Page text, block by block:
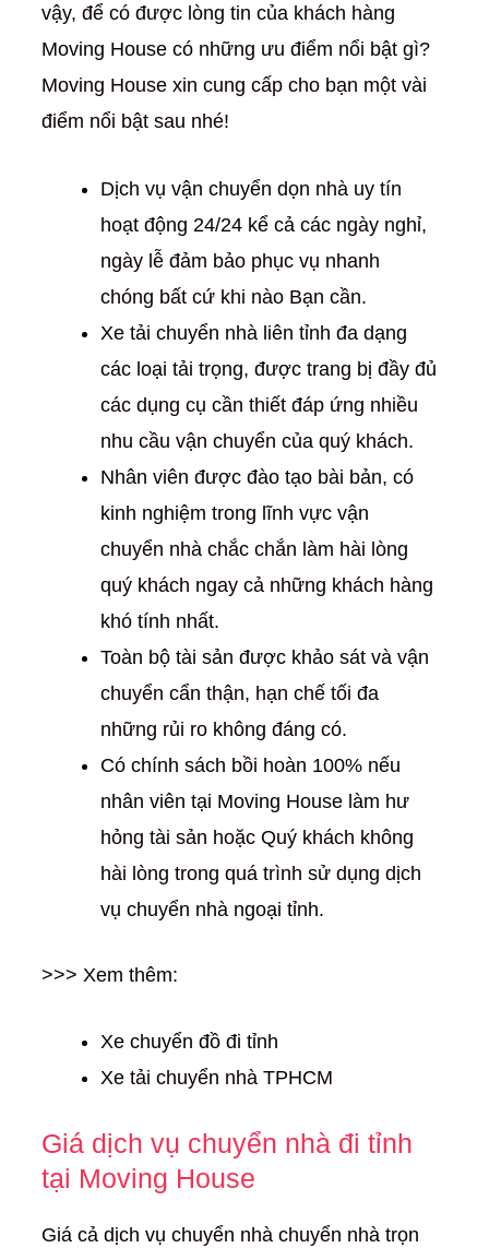
vậy, để có được lòng tin của khách hàng
Moving House có những ưu điểm nổi bật gì?
Moving House xin cung cấp cho bạn một vài
điểm nổi bật sau nhé!
Dịch vụ vận chuyển dọn nhà uy tín
hoạt động 24/24 kể cả các ngày nghỉ,
ngày lễ đảm bảo phục vụ nhanh
chóng bất cứ khi nào Bạn cần.
Xe tải chuyển nhà liên tỉnh đa dạng
các loại tải trọng, được trang bị đầy đủ
các dụng cụ cần thiết đáp ứng nhiều
nhu cầu vận chuyển của quý khách.
Nhân viên được đào tạo bài bản, có
kinh nghiệm trong lĩnh vực vận
chuyển nhà chắc chắn làm hài lòng
quý khách ngay cả những khách hàng
khó tính nhất.
Toàn bộ tài sản được khảo sát và vận
chuyển cẩn thận, hạn chế tối đa
những rủi ro không đáng có.
Có chính sách bồi hoàn 100% nếu
nhân viên tại Moving House làm hư
hỏng tài sản hoặc Quý khách không
hài lòng trong quá trình sử dụng dịch
vụ chuyển nhà ngoại tỉnh.
>>> Xem thêm:
Xe chuyển đồ đi tỉnh
Xe tải chuyển nhà TPHCM
Giá dịch vụ chuyển nhà đi tỉnh
tại Moving House
Giá cả dịch vụ chuyển nhà chuyển nhà trọn